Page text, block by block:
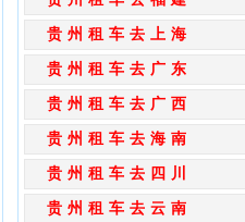
贵州租车去上海
贵州租车去广东
贵州租车去广西
贵州租车去海南
贵州租车去四川
贵州租车去云南